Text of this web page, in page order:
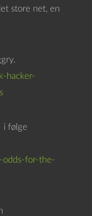
store net, en
hacker-
i følge
odds-for-the-